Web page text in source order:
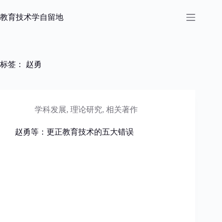
过
教育技术学自留地
标签： 赵勇
学科发展, 理论研究, 相关著作
赵勇等：更正教育技术的五大错误